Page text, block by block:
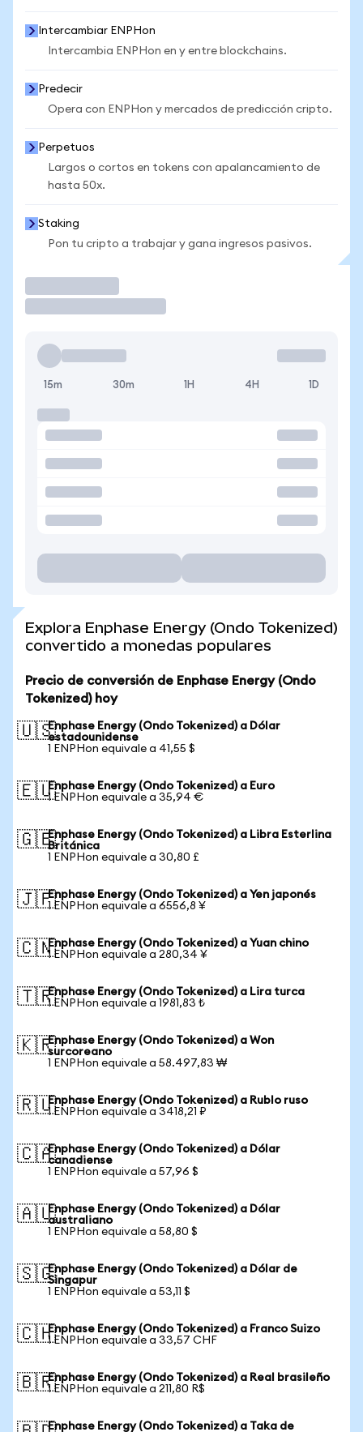
Intercambiar ENPHon
Intercambia ENPHon en y entre blockchains.
Predecir
Opera con ENPHon y mercados de predicción cripto.
Perpetuos
Largos o cortos en tokens con apalancamiento de
hasta 50x.
Staking
Pon tu cripto a trabajar y gana ingresos pasivos.
15m 30m 1H 4H 1D
Explora Enphase Energy (Ondo Tokenized)
convertido a monedas populares
Precio de conversión de Enphase Energy (Ondo
Tokenized) hoy
🇺🇸Enphase Energy (Ondo Tokenized) a Dólar
estadounidense
1 ENPHon equivale a 41,55 $
🇪🇺Enphase Energy (Ondo Tokenized) a Euro
1 ENPHon equivale a 35,94 €
🇬🇧Enphase Energy (Ondo Tokenized) a Libra Esterlina
Británica
1 ENPHon equivale a 30,80 £
🇯🇵Enphase Energy (Ondo Tokenized) a Yen japonés
1 ENPHon equivale a 6556,8 ¥
🇨🇳Enphase Energy (Ondo Tokenized) a Yuan chino
1 ENPHon equivale a 280,34 ¥
🇹🇷Enphase Energy (Ondo Tokenized) a Lira turca
1 ENPHon equivale a 1981,83 ₺
🇰🇷Enphase Energy (Ondo Tokenized) a Won
surcoreano
1 ENPHon equivale a 58.497,83 ₩
🇷🇺Enphase Energy (Ondo Tokenized) a Rublo ruso
1 ENPHon equivale a 3418,21 ₽
🇨🇦Enphase Energy (Ondo Tokenized) a Dólar
canadiense
1 ENPHon equivale a 57,96 $
🇦🇺Enphase Energy (Ondo Tokenized) a Dólar
australiano
1 ENPHon equivale a 58,80 $
🇸🇬Enphase Energy (Ondo Tokenized) a Dólar de
Singapur
1 ENPHon equivale a 53,11 $
🇨🇭Enphase Energy (Ondo Tokenized) a Franco Suizo
1 ENPHon equivale a 33,57 CHF
🇧🇷Enphase Energy (Ondo Tokenized) a Real brasileño
1 ENPHon equivale a 211,80 R$
Enphase Energy (Ondo Tokenized) a Taka de